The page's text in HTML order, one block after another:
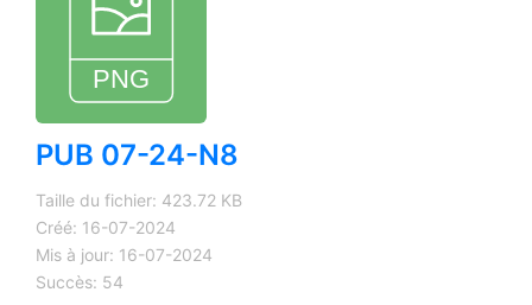
PUB 07-24-N8
Taille du fichier: 423.72 KB
Créé: 16-07-2024
Mis à jour: 16-07-2024
Succès: 54